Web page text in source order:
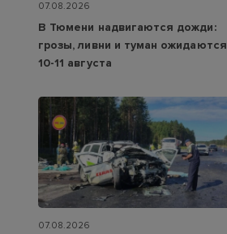
07.08.2026
В Тюмени надвигаются дожди:
грозы, ливни и туман ожидаются
10-11 августа
07.08.2026